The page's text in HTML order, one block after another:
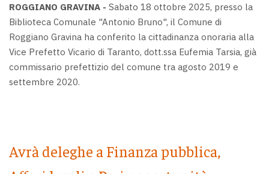
ROGGIANO GRAVINA - Sabato 18 ottobre 2025, presso la
Biblioteca Comunale "Antonio Bruno", il Comune di
Roggiano Gravina ha conferito la cittadinanza onoraria alla
Vice Prefetto Vicario di Taranto, dott.ssa Eufemia Tarsia, già
commissario prefettizio del comune tra agosto 2019 e
settembre 2020.
Avrà deleghe a Finanza pubblica,